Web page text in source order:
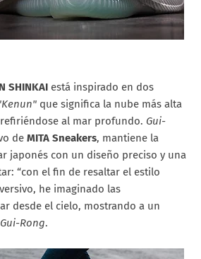
SHINKAI está inspirado en dos
que significa la nube más alta
al mar profundo. Gui-
de MITA Sneakers, mantiene la
japonés con un diseño preciso y una
“con el fin de resaltar el estilo
he imaginado las
desde el cielo, mostrando a un
Gui-Rong.